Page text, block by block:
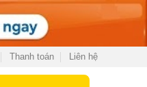
Thanh toán Liên hệ